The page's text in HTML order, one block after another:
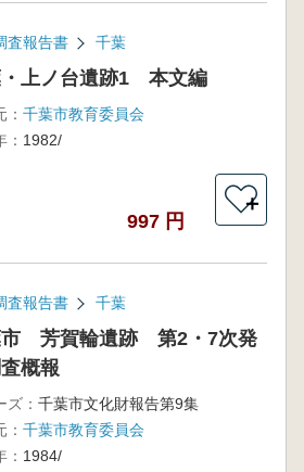
査報告書 千葉
上ノ台遺跡1 本文編
千葉市教育委員会
： 1982/
997 円
＋
査報告書 千葉
市 芳賀輪遺跡 第2・7次発
概報
ズ： 千葉市文化財報告第9集
千葉市教育委員会
： 1984/